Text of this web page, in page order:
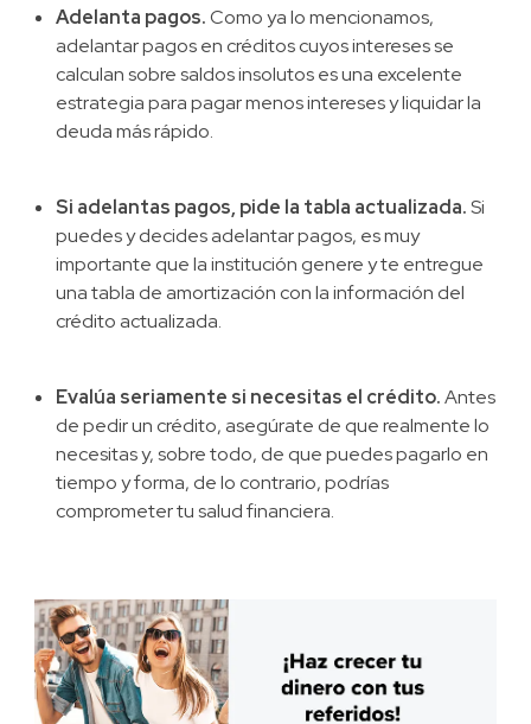
Adelanta pagos.Como ya lo mencionamos,
adelantar pagos en créditos cuyos intereses se
calculan sobre saldos insolutos es una excelente
estrategia para pagar menos intereses y liquidar la
deuda más rápido.
Si adelantas pagos, pide la tabla actualizada.Si
puedes y decides adelantar pagos, es muy
importante que la institución genere y te entregue
una tabla de amortización con la información del
crédito actualizada.
Evalúa seriamente si necesitas el crédito.Antes
de pedir un crédito, asegúrate de que realmente lo
necesitas y, sobre todo, de que puedes pagarlo en
tiempo y forma, de lo contrario, podrías
comprometer tu salud financiera.